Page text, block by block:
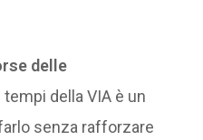
delle
tempi della VIA è un
senza rafforzare